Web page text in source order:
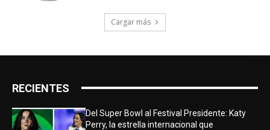
Cargar más
RECIENTES
Del Super Bowl al Festival Presidente: Katy
Perry, la estrella internacional que